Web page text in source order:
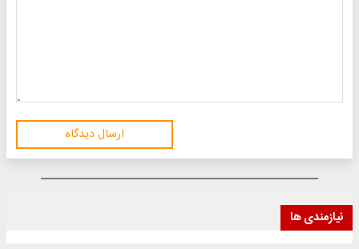
ارسال دیدگاه
نیازمندی ها